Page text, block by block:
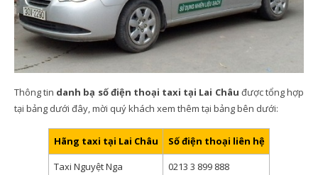
Thông tin danh bạ số điện thoại taxi tại Lai Châu được tổng hợp
tại bảng dưới đây, mời quý khách xem thêm tại bảng bên dưới:
Hãng taxi tại Lai Châu
Số điện thoại liên hệ
Taxi Nguyệt Nga
0213 3 899 888